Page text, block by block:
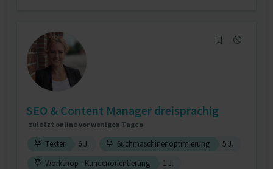
SEO & Content Manager dreisprachig
zuletzt online vor wenigen Tagen
Texter 6 J. Suchmaschinenoptimierung
5 J.
Workshop - Kundenorientierung
1 J.